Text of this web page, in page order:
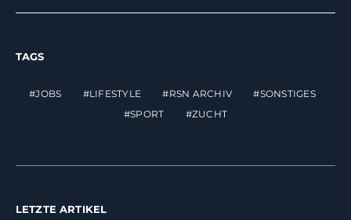
TAGS
JOBS LIFESTYLE RSN ARCHIV
SONSTIGES
SPORT
ZUCHT
LETZTE ARTIKEL